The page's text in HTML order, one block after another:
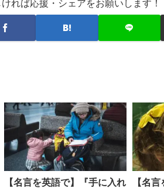
ければ応援・シェアをお願いします！
【名言を英語で】『手に入れ
【名